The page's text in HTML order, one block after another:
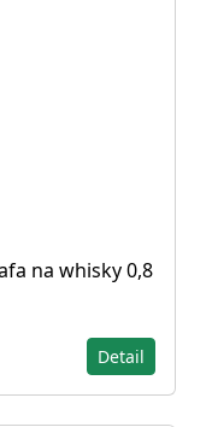
na whisky 0,8
Detail